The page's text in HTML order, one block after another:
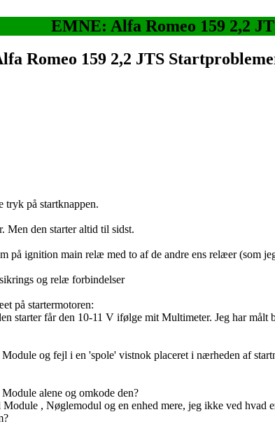
EMNE: Alfa Romeo 159 2,2
Romeo 159 2,2 JTS
tryk på startknappen.
Men den starter altid til sidst.
på ignition main relæ med to af de andre ens relæer
og relæ forbindelser
på startermotoren:
starter får den 10-11 V ifølge mit Multimeter. Jeg har
og fejl i en 'spole' vistnok placeret i nærheden af
alene og omkode den?
, Nøglemodul og en enhed mere, jeg ikke ved hvad